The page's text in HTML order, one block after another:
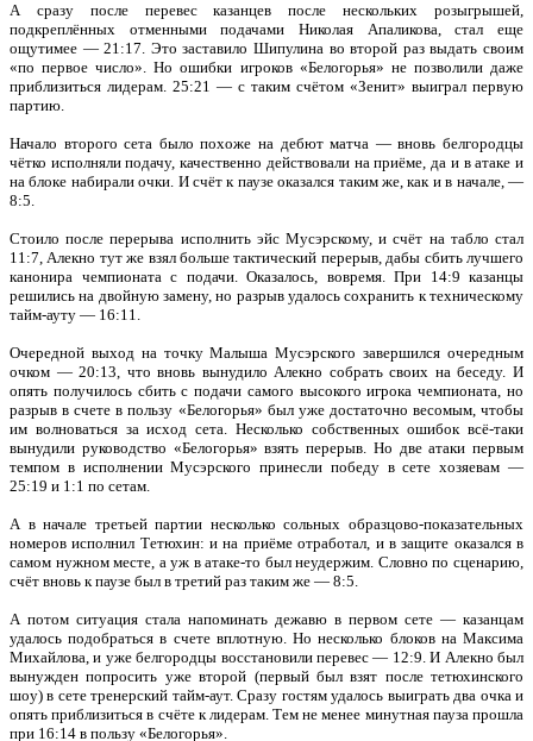
А сразу после перевес казанцев после нескольких розыгрышей,
подкреплённых отменными подачами Николая Апаликова, стал еще
ощутимее — 21:17. Это заставило Шипулина во второй раз выдать своим
«по первое число». Но ошибки игроков «Белогорья» не позволили даже
приблизиться лидерам. 25:21 — с таким счётом «Зенит» выиграл первую
партию.
Начало второго сета было похоже на дебют матча — вновь белгородцы
чётко исполняли подачу, качественно действовали на приёме, да и в атаке и
на блоке набирали очки. И счёт к паузе оказался таким же, как и в начале, —
8:5.
Стоило после перерыва исполнить эйс Мусэрскому, и счёт на табло стал
11:7, Алекно тут же взял больше тактический перерыв, дабы сбить лучшего
канонира чемпионата с подачи. Оказалось, вовремя. При 14:9 казанцы
решились на двойную замену, но разрыв удалось сохранить к техническому
тайм-ауту — 16:11.
Очередной выход на точку Малыша Мусэрского завершился очередным
очком — 20:13, что вновь вынудило Алекно собрать своих на беседу. И
опять получилось сбить с подачи самого высокого игрока чемпионата, но
разрыв в счете в пользу «Белогорья» был уже достаточно весомым, чтобы
им волноваться за исход сета. Несколько собственных ошибок всё-таки
вынудили руководство «Белогорья» взять перерыв. Но две атаки первым
темпом в исполнении Мусэрского принесли победу в сете хозяевам —
25:19 и 1:1 по сетам.
А в начале третьей партии несколько сольных образцово-показательных
номеров исполнил Тетюхин: и на приёме отработал, и в защите оказался в
самом нужном месте, а уж в атаке-то был неудержим. Словно по сценарию,
счёт вновь к паузе был в третий раз таким же — 8:5.
А потом ситуация стала напоминать дежавю в первом сете — казанцам
удалось подобраться в счете вплотную. Но несколько блоков на Максима
Михайлова, и уже белгородцы восстановили перевес — 12:9. И Алекно был
вынужден попросить уже второй (первый был взят после тетюхинского
шоу) в сете тренерский тайм-аут. Сразу гостям удалось выиграть два очка и
опять приблизиться в счёте к лидерам. Тем не менее минутная пауза прошла
при 16:14 в пользу «Белогорья».